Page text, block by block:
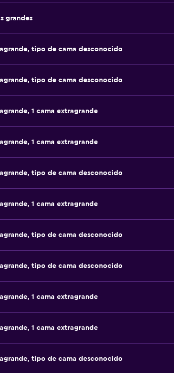
grandes
tipo de cama desconocido
tipo de cama desconocido
1 cama extragrande
1 cama extragrande
tipo de cama desconocido
1 cama extragrande
tipo de cama desconocido
tipo de cama desconocido
1 cama extragrande
1 cama extragrande
tipo de cama desconocido